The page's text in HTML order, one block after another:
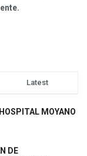
Latest
MOYANO
DE